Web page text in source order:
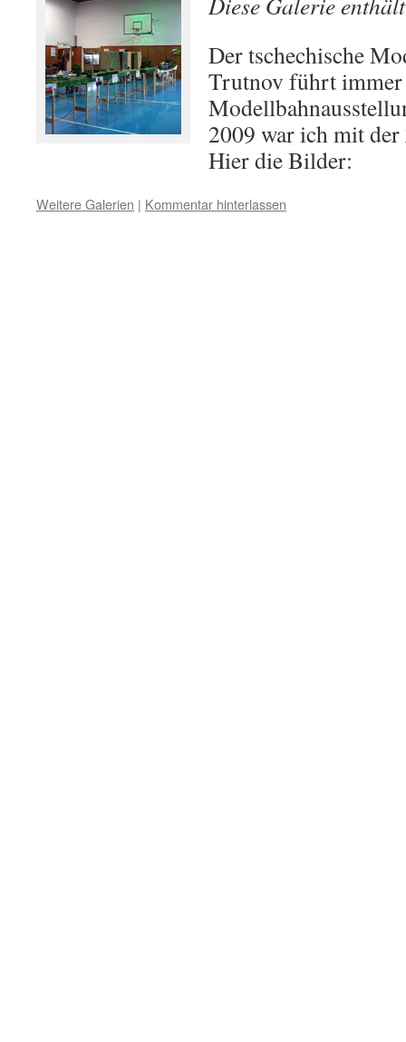
Der tschechische
Trutnov führt immer
2009 war ich mit
Hier die Bilder:
Weitere Galerien | Kommentar hinterlassen